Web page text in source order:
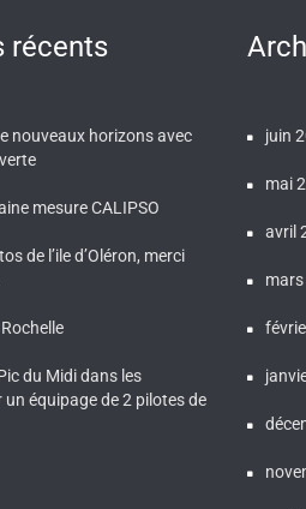
récents
nouveaux horizons avec
mesure CALIPSO
de l’ile d’Oléron, merci
du Midi dans les
un équipage de 2 pilotes de
juin
mai
avril